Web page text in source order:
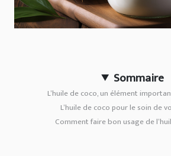
Sommaire
L’huile de coco, un élément
L’huile de coco pour le soin de
Comment faire bon usage de